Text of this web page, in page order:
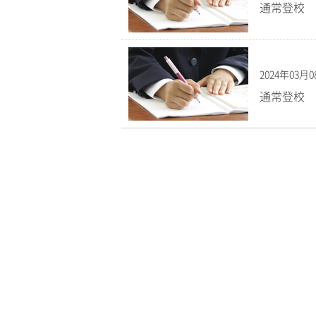
通常登校
2024年03月
通常登校